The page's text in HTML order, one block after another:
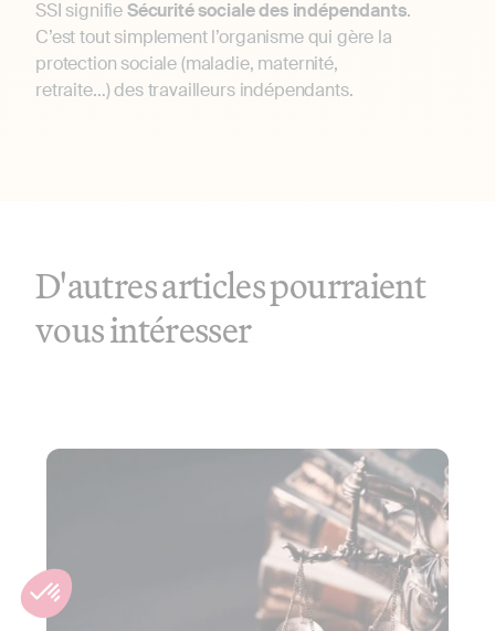
SSI signifieSécurité sociale des indépendants.
C’est tout simplement l’organisme qui gère la
protection sociale (maladie, maternité,
retraite…) des travailleurs indépendants.
D'autres articles pourraient
vous intéresser